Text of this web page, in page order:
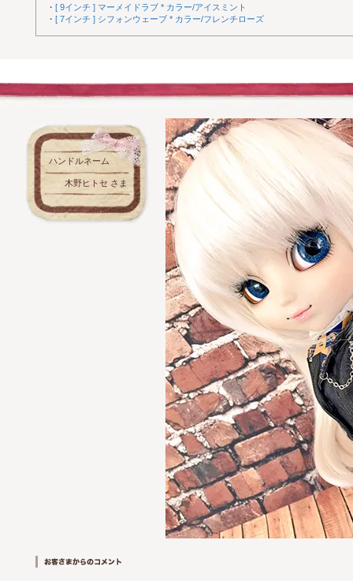
・ [ 9インチ ] マーメイドラブ * カラー/アイスミント
・ [ 7インチ ] シフォンウェーブ * カラー/フレンチローズ
ハンドルネーム
木野ヒトセ さま